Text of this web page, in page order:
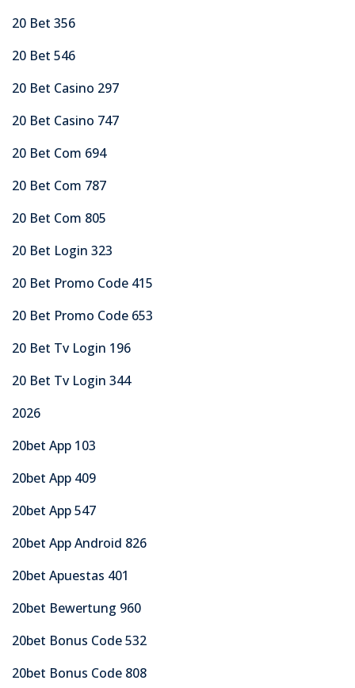
20 Bet 356
20 Bet 546
20 Bet Casino 297
20 Bet Casino 747
20 Bet Com 694
20 Bet Com 787
20 Bet Com 805
20 Bet Login 323
20 Bet Promo Code 415
20 Bet Promo Code 653
20 Bet Tv Login 196
20 Bet Tv Login 344
2026
20bet App 103
20bet App 409
20bet App 547
20bet App Android 826
20bet Apuestas 401
20bet Bewertung 960
20bet Bonus Code 532
20bet Bonus Code 808